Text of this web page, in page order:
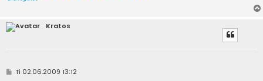
Kratos
VTi 02.06.2009 13:12